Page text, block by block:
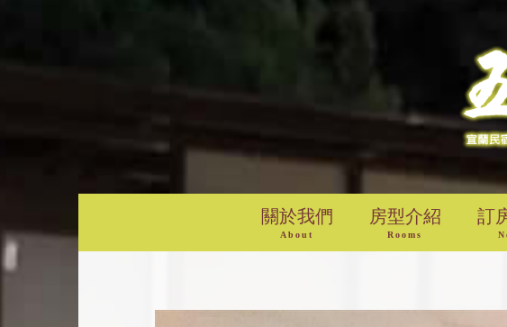
關於我們
About
房型介紹
Rooms
訂